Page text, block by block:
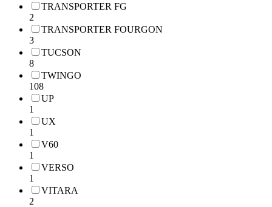
TRANSPORTER FG
2
TRANSPORTER FOURGON
3
TUCSON
8
TWINGO
108
UP
1
UX
1
V60
1
VERSO
1
VITARA
2